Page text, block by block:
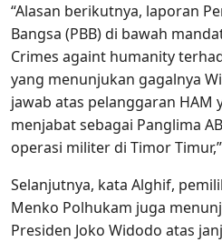
“Alasan berikutnya, laporan
Bangsa (PBB) di bawah
Crimes againt humanity
yang menunjukan gagalnya
jawab atas pelanggaran HAM
menjabat sebagai Panglima
operasi militer di Timor
Selanjutnya, kata Alghif,
Menko Polhukam juga
Presiden Joko Widodo atas